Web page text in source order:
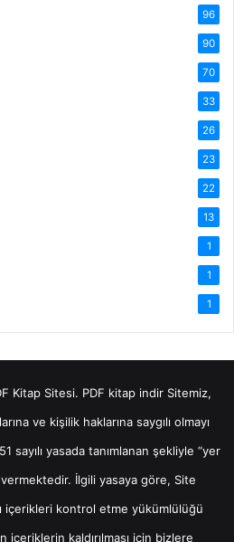
96
90
70
33
26
23
22
13
1
1
1
Kitap Sitesi. PDF kitap indirSitemiz,
ve kişilik haklarına saygılı olmayı
sayılı yasada tanımlanan şekliyle “yer
vermektedir. İlgili yasaya göre, Site
içerikleri kontrol etme yükümlülüğü
içeriklerin kaldırılması için bizlere